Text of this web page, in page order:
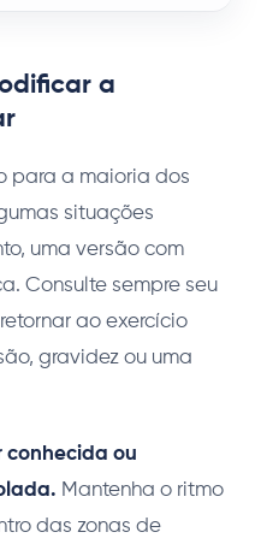
a
para a maioria dos
situações
uma versão com
Consulte sempre seu
ao exercício
gravidez ou uma
conhecida ou
Mantenha o ritmo
das zonas de